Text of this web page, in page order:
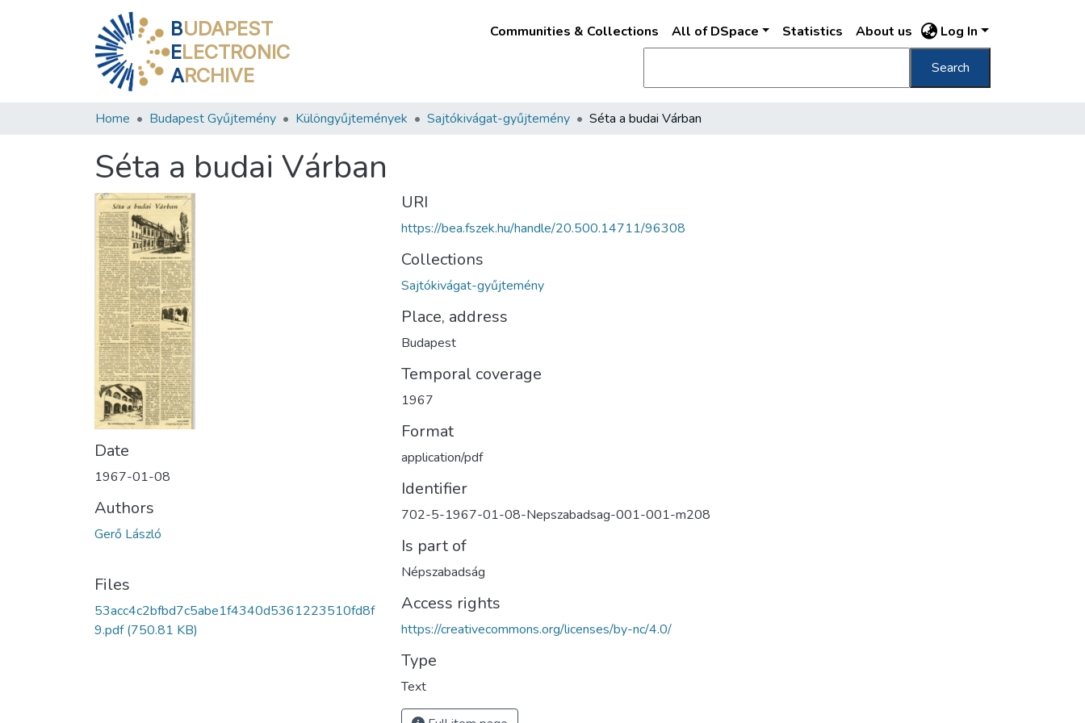
BUDAPEST
ELECTRONIC
ARCHIVE
Communities & Collections All of DSpace Statistics About us Log In
Search
Home Budapest Gyűjtemény Különgyűjtemények Sajtókivágat-gyűjtemény Séta a budai Várban
Séta a budai Várban
Date
1967-01-08
Authors
Gerő László
Files
53acc4c2bfbd7c5abe1f4340d5361223510fd8f
9.pdf(750.81 KB)
URI
https://bea.fszek.hu/handle/20.500.14711/96308
Collections
Sajtókivágat-gyűjtemény
Place, address
Budapest
Temporal coverage
1967
Format
application/pdf
Identifier
702-5-1967-01-08-Nepszabadsag-001-001-m208
Is part of
Népszabadság
Access rights
https://creativecommons.org/licenses/by-nc/4.0/
Type
Text